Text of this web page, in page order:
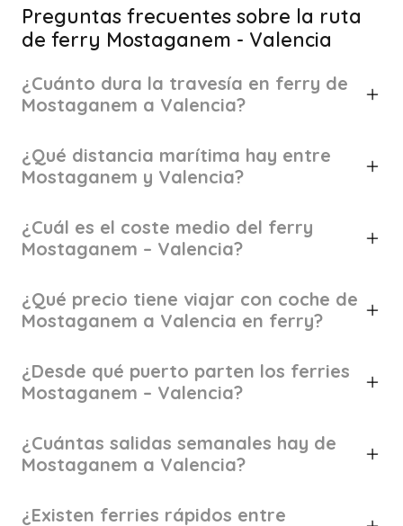
Preguntas frecuentes sobre la ruta
de ferry Mostaganem - Valencia
¿Cuánto dura la travesía en ferry de
Mostaganem a Valencia?
¿Qué distancia marítima hay entre
Mostaganem y Valencia?
¿Cuál es el coste medio del ferry
Mostaganem – Valencia?
¿Qué precio tiene viajar con coche de
Mostaganem a Valencia en ferry?
¿Desde qué puerto parten los ferries
Mostaganem – Valencia?
¿Cuántas salidas semanales hay de
Mostaganem a Valencia?
¿Existen ferries rápidos entre